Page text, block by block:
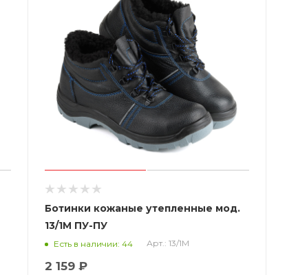
Ботинки кожаные утепленные мод.
13/1М ПУ-ПУ
Есть в наличии: 44 Арт.: 13/1М
2 159 ₽